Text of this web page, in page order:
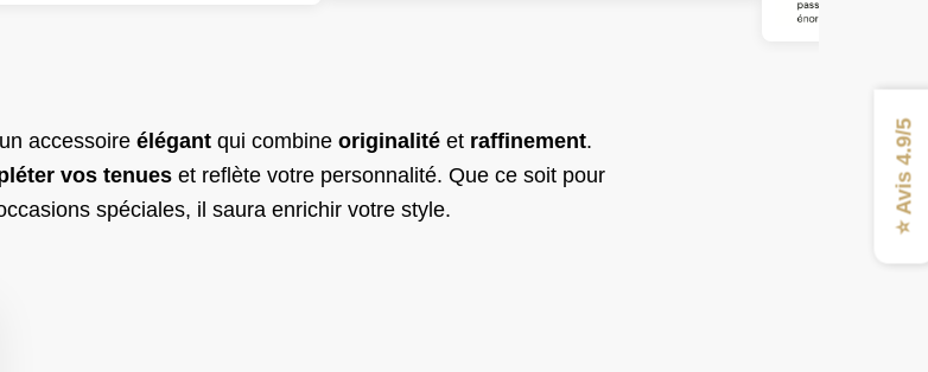
⭐ Avis 4.9/5
accessoire élégant qui combine originalité et raffinement.
vos tenueset reflète votre personnalité. Que ce soit pour
spéciales, il saura enrichir votre style.